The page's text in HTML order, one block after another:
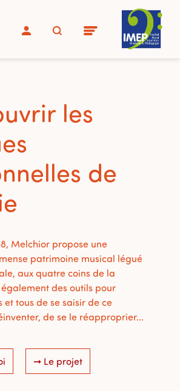
les
de
Melchior propose une
patrimoine musical légué
aux quatre coins de la
des outils pour
tous de se saisir de ce
de se le réapproprier...
➞ Le projet